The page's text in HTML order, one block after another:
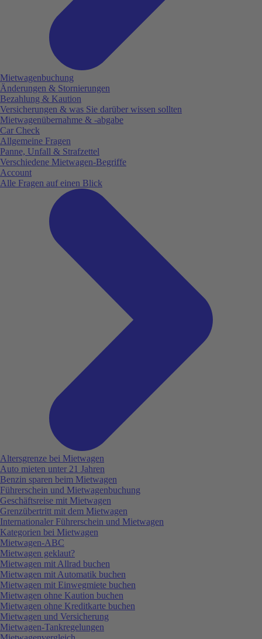
Mietwagenbuchung
Änderungen & Stornierungen
Bezahlung & Kaution
Versicherungen & was Sie darüber wissen sollten
Mietwagenübernahme & -abgabe
Car Check
Allgemeine Fragen
Panne, Unfall & Strafzettel
Verschiedene Mietwagen-Begriffe
Account
Alle Fragen auf einen Blick
Altersgrenze bei Mietwagen
Auto mieten unter 21 Jahren
Benzin sparen beim Mietwagen
Führerschein und Mietwagenbuchung
Geschäftsreise mit Mietwagen
Grenzübertritt mit dem Mietwagen
Internationaler Führerschein und Mietwagen
Kategorien bei Mietwagen
Mietwagen-ABC
Mietwagen geklaut?
Mietwagen mit Allrad buchen
Mietwagen mit Automatik buchen
Mietwagen mit Einwegmiete buchen
Mietwagen ohne Kaution buchen
Mietwagen ohne Kreditkarte buchen
Mietwagen und Versicherung
Mietwagen-Tankregelungen